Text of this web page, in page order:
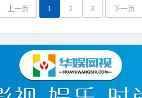
上一页 1 2 3 下一页